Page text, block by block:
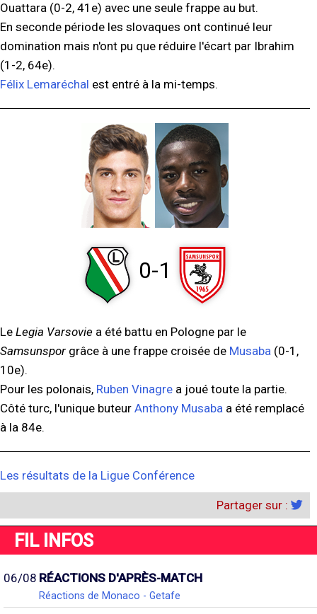
Ouattara (0-2, 41e) avec une seule frappe au but.
En seconde période les slovaques ont continué leur
domination mais n'ont pu que réduire l'écart par Ibrahim
(1-2, 64e).
Félix Lemaréchal est entré à la mi-temps.
0-1
Le Legia Varsovie a été battu en Pologne par le
Samsunspor grâce à une frappe croisée de Musaba (0-1,
10e).
Pour les polonais, Ruben Vinagre a joué toute la partie.
Côté turc, l'unique buteur Anthony Musaba a été remplacé
à la 84e.
Les résultats de la Ligue Conférence
Partager sur :
FIL INFOS
06/08 RÉACTIONS D'APRÈS-MATCH
Réactions de Monaco - Getafe